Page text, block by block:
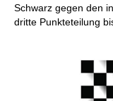
Schwarz gegen den
dritte Punkteteilung